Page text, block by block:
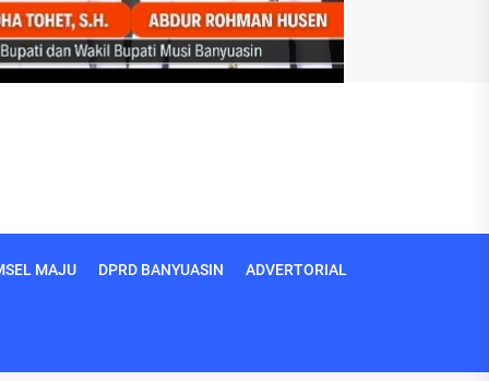
MAJU DPRD BANYUASIN ADVERTORIAL